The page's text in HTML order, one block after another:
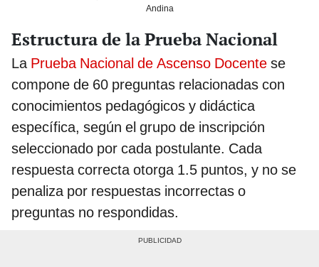
Andina
Estructura de la Prueba Nacional
La Prueba Nacional de Ascenso Docente se
compone de 60 preguntas relacionadas con
conocimientos pedagógicos y didáctica
específica, según el grupo de inscripción
seleccionado por cada postulante. Cada
respuesta correcta otorga 1.5 puntos, y no se
penaliza por respuestas incorrectas o
preguntas no respondidas.